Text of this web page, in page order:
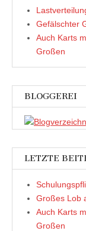
Gefälschter
Auch Karts
Großen
BLOGGEREI
LETZTE
Großes Lob
Auch Karts
Großen